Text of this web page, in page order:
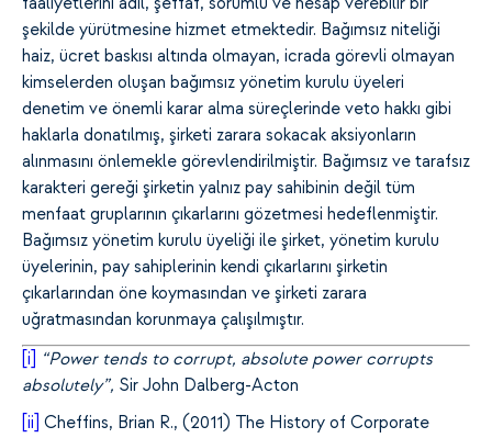
şekilde yürütmesine hizmet etmektedir. Bağımsız niteliği
haiz, ücret baskısı altında olmayan, icrada görevli olmayan
kimselerden oluşan bağımsız yönetim kurulu üyeleri
denetim ve önemli karar alma süreçlerinde veto hakkı gibi
haklarla donatılmış, şirketi zarara sokacak aksiyonların
alınmasını önlemekle görevlendirilmiştir. Bağımsız ve tarafsız
karakteri gereği şirketin yalnız pay sahibinin değil tüm
menfaat gruplarının çıkarlarını gözetmesi hedeflenmiştir.
Bağımsız yönetim kurulu üyeliği ile şirket, yönetim kurulu
üyelerinin, pay sahiplerinin kendi çıkarlarını şirketin
çıkarlarından öne koymasından ve şirketi zarara
uğratmasından korunmaya çalışılmıştır.
[i]
“Power tends to corrupt, absolute power corrupts
absolutely”, Sir John Dalberg-Acton
[ii] Cheffins, Brian R., (2011) The History of Corporate